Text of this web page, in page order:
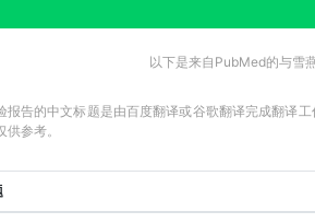
以下是来自PubMed的与雪
报告的中文标题是由百度翻译或谷歌翻译完成翻译
参考。